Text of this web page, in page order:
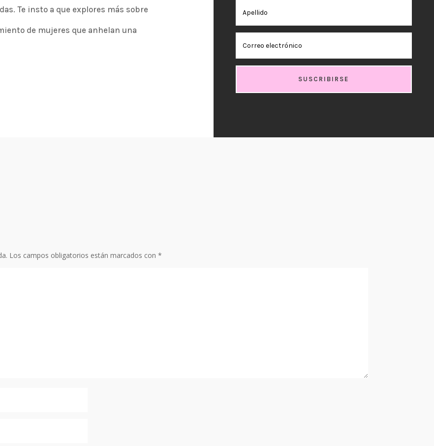
Te insto a que explores más sobre
de mujeres que anhelan una
SUSCRIBIRSE
Los campos obligatorios están marcados con*